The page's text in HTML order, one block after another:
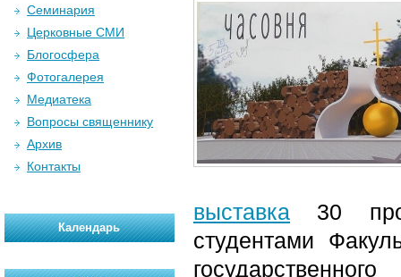
выставка 30
студентами
Семинария
Церковные СМИ
Блогосфера
Фотогалерея
Медиатека
Вопросы священнику
Архив
Контакты
Календарь